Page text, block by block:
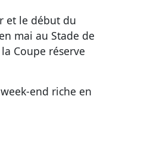
et le début du
mai au Stade de
Coupe réserve
end riche en